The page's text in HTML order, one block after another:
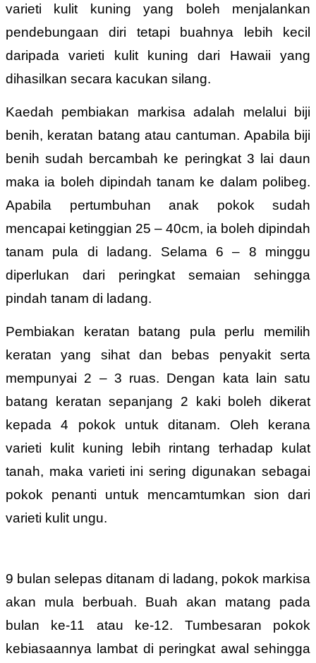
varieti kulit kuning yang boleh menjalankan
pendebungaan diri tetapi buahnya lebih kecil
daripada varieti kulit kuning dari Hawaii yang
dihasilkan secara kacukan silang.
Kaedah pembiakan markisa adalah melalui biji
benih, keratan batang atau cantuman. Apabila biji
benih sudah bercambah ke peringkat 3 lai daun
maka ia boleh dipindah tanam ke dalam polibeg.
Apabila pertumbuhan anak pokok sudah
mencapai ketinggian 25 – 40cm, ia boleh dipindah
tanam pula di ladang. Selama 6 – 8 minggu
diperlukan dari peringkat semaian sehingga
pindah tanam di ladang.
Pembiakan keratan batang pula perlu memilih
keratan yang sihat dan bebas penyakit serta
mempunyai 2 – 3 ruas. Dengan kata lain satu
batang keratan sepanjang 2 kaki boleh dikerat
kepada 4 pokok untuk ditanam. Oleh kerana
varieti kulit kuning lebih rintang terhadap kulat
tanah, maka varieti ini sering digunakan sebagai
pokok penanti untuk mencamtumkan sion dari
varieti kulit ungu.
9 bulan selepas ditanam di ladang, pokok markisa
akan mula berbuah. Buah akan matang pada
bulan ke-11 atau ke-12. Tumbesaran pokok
kebiasaannya lambat di peringkat awal sehingga